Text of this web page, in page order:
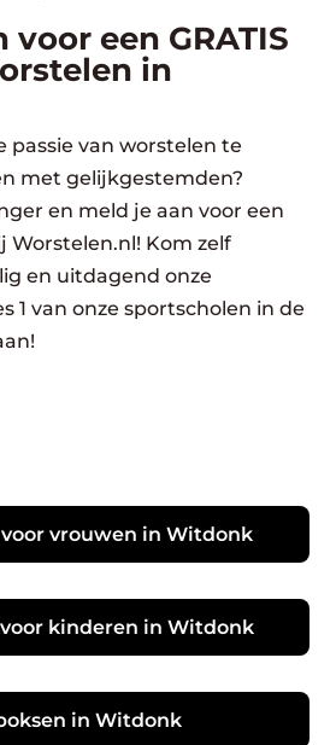
voor een GRATIS
in
passie van worstelen te
met gelijkgestemden?
en meld je aan voor een
Worstelen.nl! Kom zelf
en uitdagend onze
1 van onze sportscholen in de
vrouwen in Witdonk
kinderen in Witdonk
in Witdonk